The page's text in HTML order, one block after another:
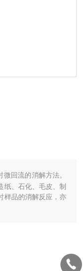
回流的消解方法。
纸、石化、毛皮、制
样品的消解反应，亦